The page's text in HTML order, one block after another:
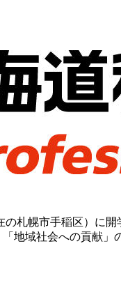
札幌市手稲区）に
地域社会への貢献